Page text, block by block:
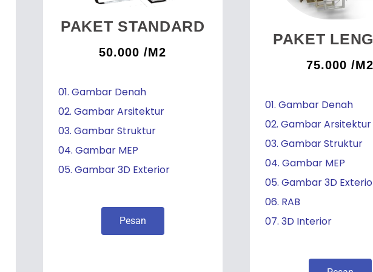
PAKET STANDARD
50.000 /M2
01. Gambar Denah
02. Gambar Arsitektur
03. Gambar Struktur
04. Gambar MEP
05. Gambar 3D Exterior
Pesan
PAKET
75.000 /M2
01. Gambar Denah
02. Gambar Arsitektur
03. Gambar Struktur
04. Gambar MEP
05. Gambar 3D
06. RAB
07. 3D Interior